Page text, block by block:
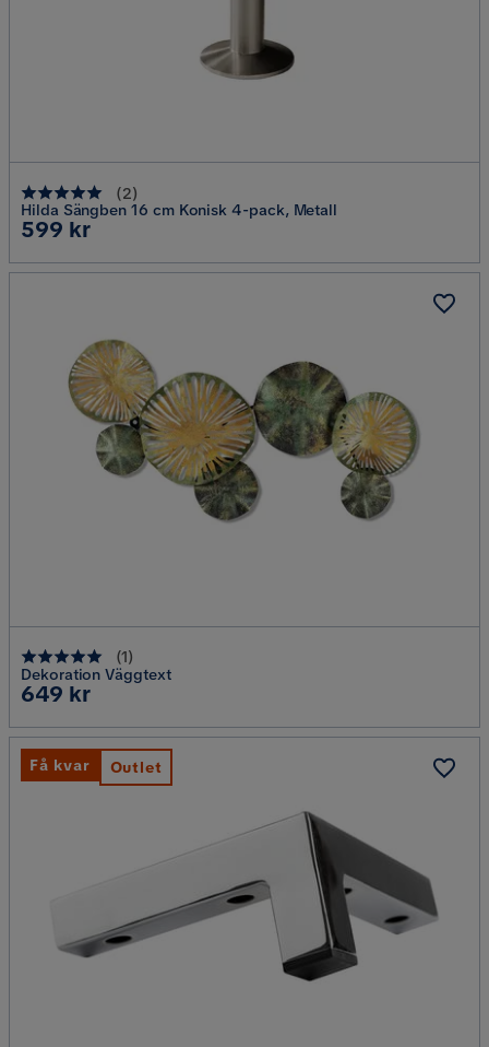
(2)
Hilda Sängben 16 cm Konisk 4-pack, Metall
Pris
599 kr
(1)
Dekoration Väggtext
Pris
649 kr
Få kvar Outlet